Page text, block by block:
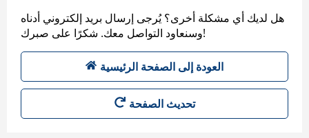
هل لديك أي مشكلة أخرى؟ يُرجى إرسال بريد إلكتروني أدناه
وسنعاود التواصل معك. شكرًا على صبرك!
العودة إلى الصفحة الرئيسية
تحديث الصفحة